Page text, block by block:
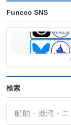
Funeco SNS
検索